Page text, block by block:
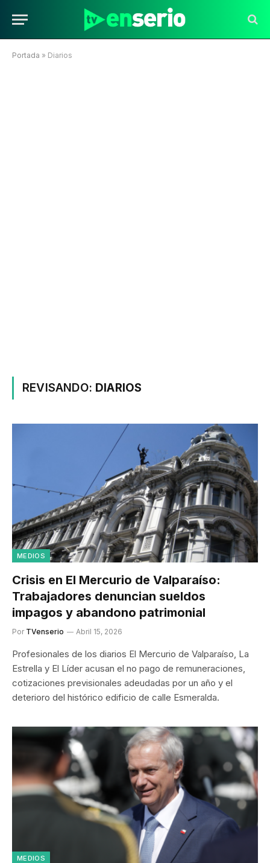
Portada » Diarios
REVISANDO: DIARIOS
MEDIOS
Crisis en El Mercurio de Valparaíso:
Trabajadores denuncian sueldos
impagos y abandono patrimonial
Por TVenserio Abril 15, 2026
Profesionales de los diarios El Mercurio de Valparaíso, La
Estrella y El Líder acusan el no pago de remuneraciones,
cotizaciones previsionales adeudadas por un año y el
deterioro del histórico edificio de calle Esmeralda.
MEDIOS